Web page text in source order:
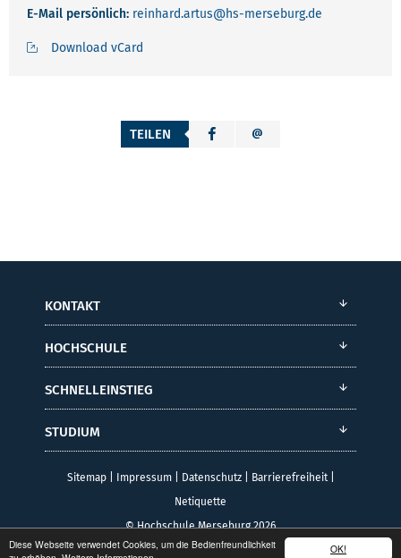
OK!
Diese Webseite verwendet Cookies, um die Bedienfreundlichkeit
E-Mail persönlich: reinhard.artus@hs-merseburg.de
Download vCard
TEILEN
KONTAKT
HOCHSCHULE
SCHNELLEINSTIEG
STUDIUM
Sitemap| Impressum| Datenschutz| Barrierefreiheit|
Netiquette
© Hochschule Merseburg 2026